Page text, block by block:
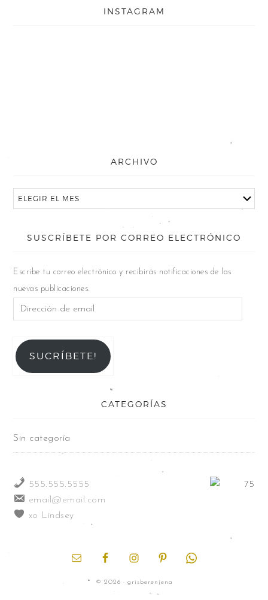
INSTAGRAM
ARCHIVO
SUSCRÍBETE POR CORREO ELECTRÓNICO
Escribe tu correo electrónico y recibirás notificaciones de las
nuevas publicaciones.
SUCRÍBETE!
CATEGORÍAS
Sin categoría
555.555.5555
email@email.com
xo Lindsey
© 2026 · grisberenjena